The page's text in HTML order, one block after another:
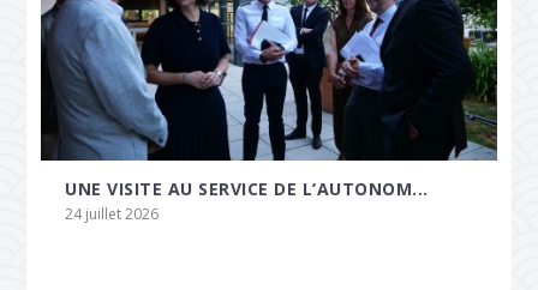
UNE VISITE AU SERVICE DE L’AUTONOM...
24 juillet 2026